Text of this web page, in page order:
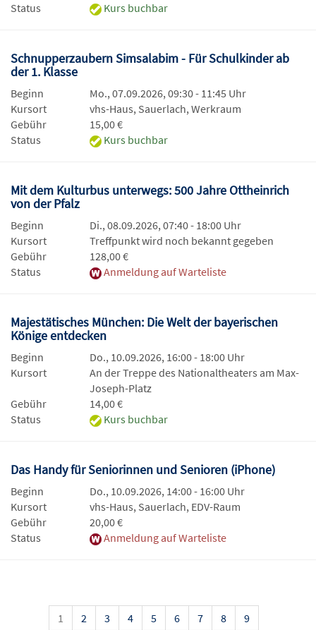
Status
Kurs buchbar
Schnupperzaubern Simsalabim - Für Schulkinder ab
der 1. Klasse
Beginn
Mo., 07.09.2026, 09:30 - 11:45 Uhr
Kursort
vhs-Haus, Sauerlach, Werkraum
Gebühr
15,00 €
Status
Kurs buchbar
Mit dem Kulturbus unterwegs: 500 Jahre Ottheinrich
von der Pfalz
Beginn
Di., 08.09.2026, 07:40 - 18:00 Uhr
Kursort
Treffpunkt wird noch bekannt gegeben
Gebühr
128,00 €
Status
Anmeldung auf Warteliste
Majestätisches München: Die Welt der bayerischen
Könige entdecken
Beginn
Do., 10.09.2026, 16:00 - 18:00 Uhr
Kursort
An der Treppe des Nationaltheaters am Max-
Joseph-Platz
Gebühr
14,00 €
Status
Kurs buchbar
Das Handy für Seniorinnen und Senioren (iPhone)
Beginn
Do., 10.09.2026, 14:00 - 16:00 Uhr
Kursort
vhs-Haus, Sauerlach, EDV-Raum
Gebühr
20,00 €
Status
Anmeldung auf Warteliste
1 2 3 4 5 6 7 8 9